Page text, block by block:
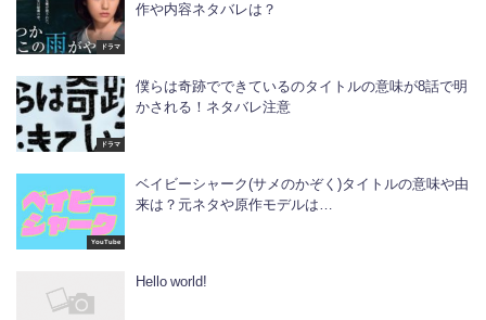
ドラマ
作や内容ネタバレは？
ドラマ
僕らは奇跡でできているのタイトルの意味が8話で明
かされる！ネタバレ注意
YouTube
ベイビーシャーク(サメのかぞく)タイトルの意味や由
来は？元ネタや原作モデルは…
Hello world!